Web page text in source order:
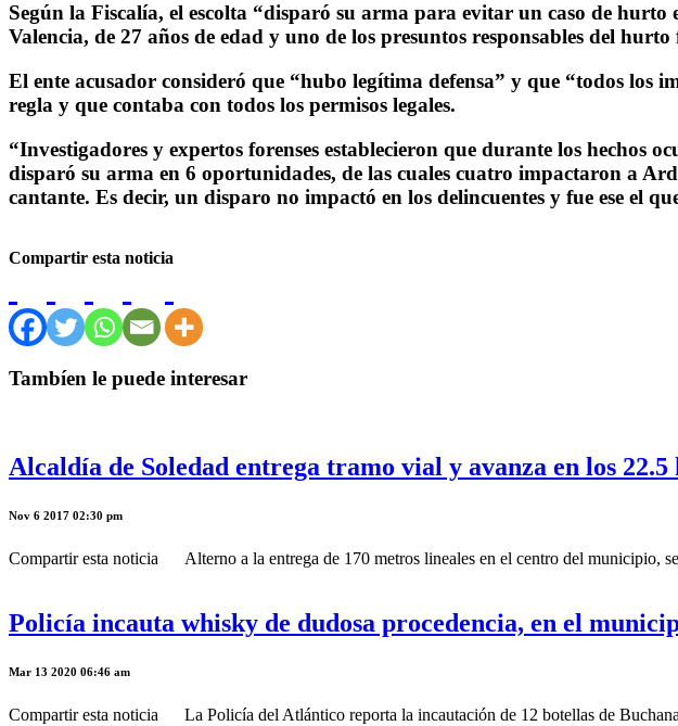
Según la Fiscalía, el escolta “disparó su arma para evitar un caso de
Valencia, de 27 años de edad y uno de los presuntos responsables del
El ente acusador consideró que “hubo legítima defensa” y que “todos los
regla y que contaba con todos los permisos legales.
“Investigadores y expertos forenses establecieron que durante los hechos
disparó su arma en 6 oportunidades, de las cuales cuatro impactaron a
cantante. Es decir, un disparo no impactó en los delincuentes y fue ese el
Compartir esta noticia
Tambíen le puede interesar
Alcaldía de Soledad entrega tramo vial y avanza en los
Nov 6 2017 02:30 pm
Compartir esta noticia Alterno a la entrega de 170 metros lineales en el centro del municipio,
Policía incauta whisky de dudosa procedencia, en el
Mar 13 2020 06:46 am
Compartir esta noticia La Policía del Atlántico reporta la incautación de 12 botellas de